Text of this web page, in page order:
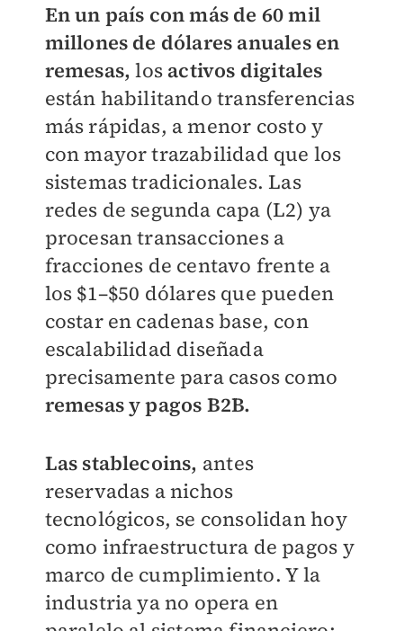
En un país con más de 60 mil
millones de dólares anuales en
remesas, los activos digitales
están habilitando transferencias
más rápidas, a menor costo y
con mayor trazabilidad que los
sistemas tradicionales. Las
redes de segunda capa (L2) ya
procesan transacciones a
fracciones de centavo frente a
los $1–$50 dólares que pueden
costar en cadenas base, con
escalabilidad diseñada
precisamente para casos como
remesas y pagos B2B.
Las stablecoins, antes
reservadas a nichos
tecnológicos, se consolidan hoy
como infraestructura de pagos y
marco de cumplimiento. Y la
industria ya no opera en